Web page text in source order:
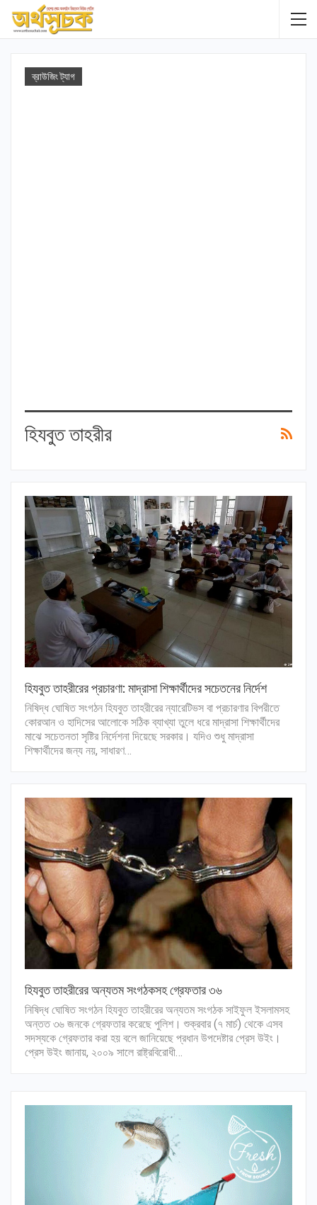
ব্রাউজিং ট্যাগ
হিযবুত তাহরীর
হিযবুত তাহরীরের প্রচারণা: মাদ্রাসা শিক্ষার্থীদের সচেতনের নির্দেশ
নিষিদ্ধ ঘোষিত সংগঠন হিযবুত তাহরীরের ন্যারেটিভস বা প্রচারণার বিপরীতে
কোরআন ও হাদিসের আলোকে সঠিক ব্যাখ্যা তুলে ধরে মাদ্রাসা শিক্ষার্থীদের
মাঝে সচেতনতা সৃষ্টির নির্দেশনা দিয়েছে সরকার। যদিও শুধু মাদ্রাসা
শিক্ষার্থীদের জন্য নয়, সাধারণ…
হিযবুত তাহরীরের অন্যতম সংগঠকসহ গ্রেফতার ৩৬
নিষিদ্ধ ঘোষিত সংগঠন হিযবুত তাহরীরের অন্যতম সংগঠক সাইফুল ইসলামসহ
অন্তত ৩৬ জনকে গ্রেফতার করেছে পুলিশ। শুক্রবার (৭ মার্চ) থেকে এসব
সদস্যকে গ্রেফতার করা হয় বলে জানিয়েছে প্রধান উপদেষ্টার প্রেস উইং।
প্রেস উইং জানায়, ২০০৯ সালে রাষ্ট্রবিরোধী…